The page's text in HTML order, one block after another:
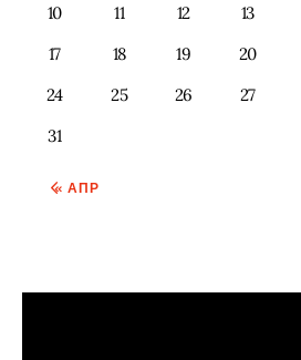
10
11 12 13
17
18 19 20
24
25 26 27
31
« АПР